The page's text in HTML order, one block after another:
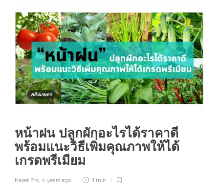
คลิปเกษตร
หน้าฝน ปลูกผักอะไรได้ราคาดี
พร้อมแนะวิธีเพิ่มคุณภาพให้ได้
เกรดพรีเมียม
Kaset Pro, 4 years ago 1 min